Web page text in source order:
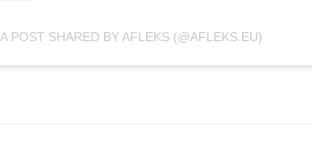
A POST SHARED BY AFLEKS (@AFLEKS.EU)